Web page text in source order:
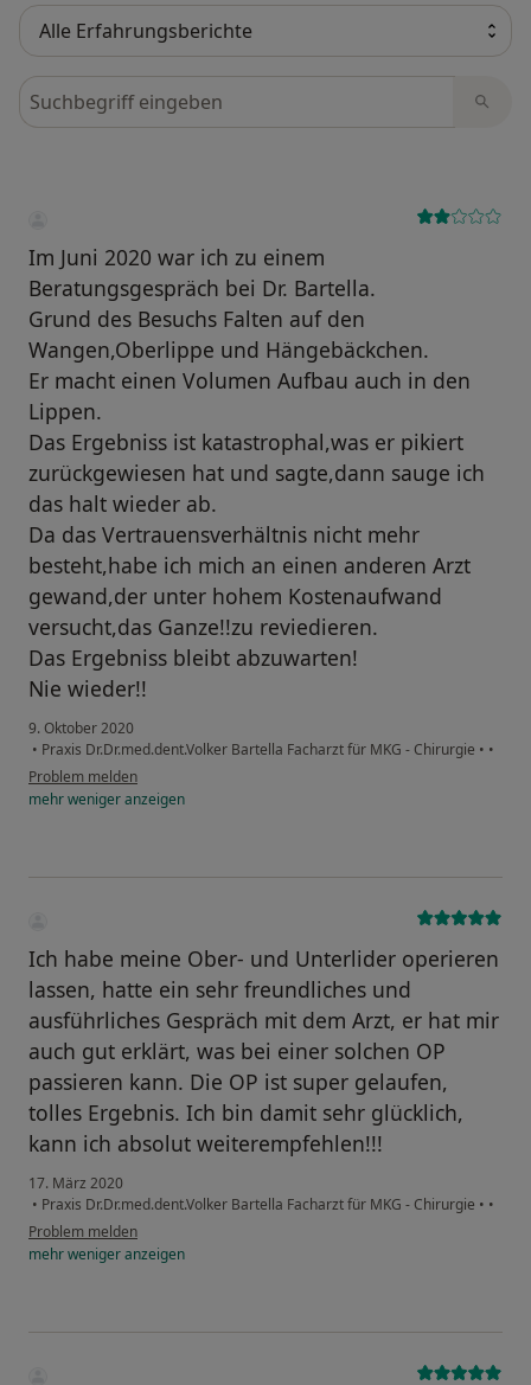
Laserbehandlung
Eigenfetttransplantation
Facelift
Bewertungen durchsuchen
Im Juni 2020 war ich zu einem
Beratungsgespräch bei Dr. Bartella.
Grund des Besuchs Falten auf den
Wangen,Oberlippe und Hängebäckchen.
Er macht einen Volumen Aufbau auch in den
Lippen.
Das Ergebniss ist katastrophal,was er pikiert
zurückgewiesen hat und sagte,dann sauge ich
das halt wieder ab.
Da das Vertrauensverhältnis nicht mehr
besteht,habe ich mich an einen anderen Arzt
gewand,der unter hohem Kostenaufwand
versucht,das Ganze!!zu reviedieren.
Das Ergebniss bleibt abzuwarten!
Nie wieder!!
9. Oktober 2020
• Praxis Dr.Dr.med.dent.Volker Bartella Facharzt für MKG - Chirurgie • •
Problem melden
mehrwenigeranzeigen
Ich habe meine Ober- und Unterlider operieren
lassen, hatte ein sehr freundliches und
ausführliches Gespräch mit dem Arzt, er hat mir
auch gut erklärt, was bei einer solchen OP
passieren kann. Die OP ist super gelaufen,
tolles Ergebnis. Ich bin damit sehr glücklich,
kann ich absolut weiterempfehlen!!!
17. März 2020
• Praxis Dr.Dr.med.dent.Volker Bartella Facharzt für MKG - Chirurgie • •
Problem melden
mehrwenigeranzeigen